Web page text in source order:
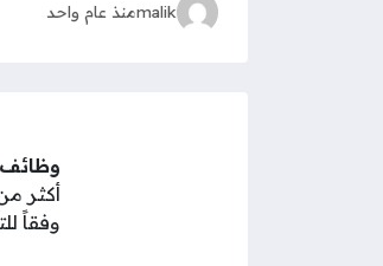
malikمنذ عام واحد
وظائف
وفقاً